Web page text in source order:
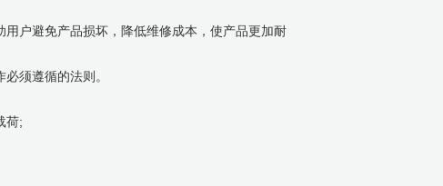
户避免产品损坏，降低维修成本，使产品更加耐
须遵循的法则。
荷;